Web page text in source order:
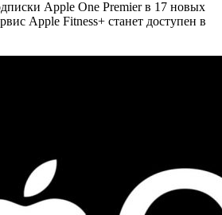
Apple One Premier в 17 новых
Apple Fitness+ станет доступен в